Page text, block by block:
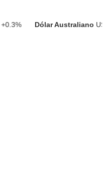
Dólar Australiano